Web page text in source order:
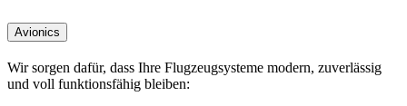
Avionics
Wir sorgen dafür, dass Ihre Flugzeugsysteme modern, zuverlässig
und voll funktionsfähig bleiben: